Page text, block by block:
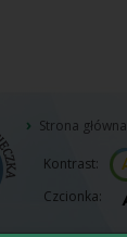
Strona główna
Kontrast:
Czcionka: